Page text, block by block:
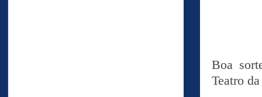
Boa
Teatro